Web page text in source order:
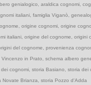
genialogico, araldica cognomi,
italiani, famiglia Viganò,
, origine cognomi, origine
italiani, origine del cognome, origini
del cognome, provenienza
Vincenzo in Prato, schema albero
cognomi, storia Basiano, storia dei
Novate Brianza, storia Pozzo d'Adda